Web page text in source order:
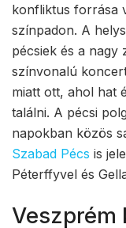
konfliktus forrása
színpadon. A
pécsiek és a nagy
színvonalú
miatt ott, ahol hat
találni. A pécsi
napokban közös
Szabad Pécs is
Péterffyvel és
Veszprém